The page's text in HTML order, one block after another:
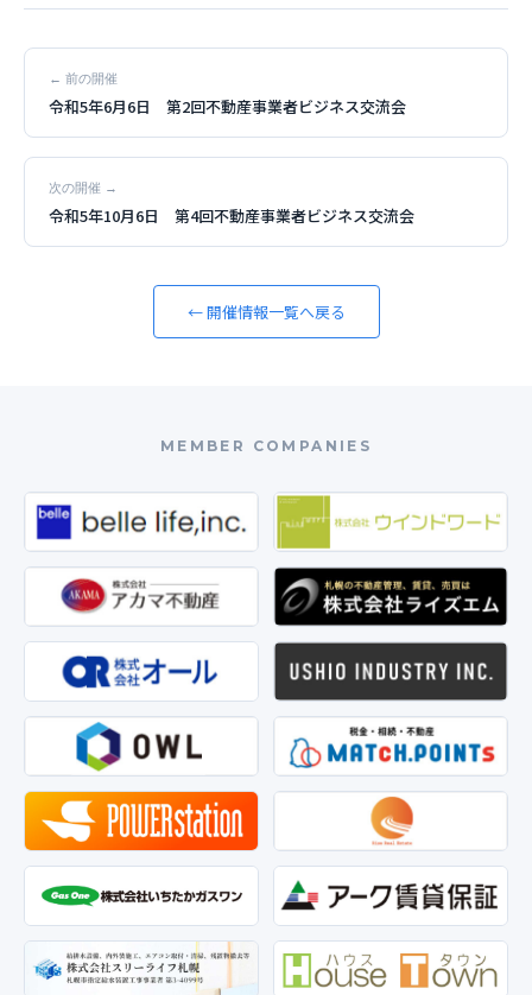
← 前の開催
令和5年6月6日 第2回不動産事業者ビジネス交流会
次の開催 →
令和5年10月6日 第4回不動産事業者ビジネス交流会
← 開催情報一覧へ戻る
MEMBER COMPANIES